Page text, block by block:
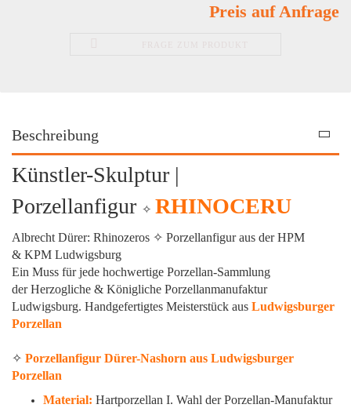
Preis auf Anfrage
Beschreibung
Künstler-Skulptur |
Porzellanfigur ✧ RHINOCERU
Albrecht Dürer: Rhinozeros ✧ Porzellanfigur aus der HPM
& KPM Ludwigsburg
Ein Muss für jede hochwertige Porzellan-Sammlung
der Herzogliche & Königliche Porzellanmanufaktur
Ludwigsburg. Handgefertigtes Meisterstück aus Ludwigsburger
Porzellan
✧ Porzellanfigur Dürer-Nashorn aus Ludwigsburger
Porzellan
Material: Hartporzellan I. Wahl der Porzellan-Manufaktur